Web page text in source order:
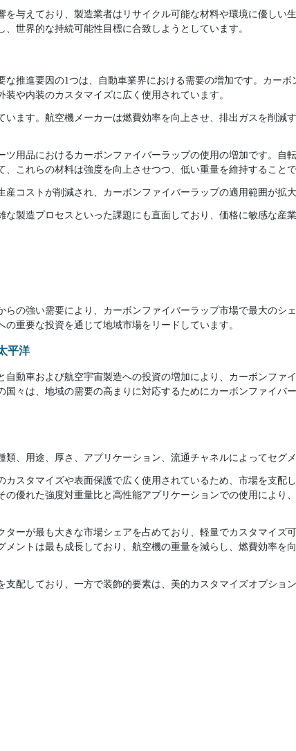
を与えており、製造業者はリサイクル可能な材料や環境に優しい
世界的な持続可能性目標に合致しようとしています。
な推進要因の1つは、自動車業界における需要の増加です。カー
や内装のカスタマイズに広く使用されています。
います。航空機メーカーは燃費効率を向上させ、排出ガスを削減
ツ用品におけるカーボンファイバーラップの使用の増加です。自
これらの材料は強度を向上させつつ、低い重量を維持することで
コストが削減され、カーボンファイバーラップの適用範囲が拡大
な製造プロセスといった課題にも直面しており、価格に敏感な産
らの強い需要により、カーボンファイバーラップ市場で最大のシ
重要な投資を通じて地域市場をリードしています。
平洋
自動車および航空宇宙製造への投資の増加により、カーボンファ
国々は、地域の需要の高まりに対応するためにカーボンファイバ
、用途、厚さ、アプリケーション、流通チャネルによってセグ
カスタマイズや表面保護で広く使用されているため、市場を支配
の優れた強度対重量比と高性能アプリケーションでの使用により
ターが最も大きな市場シェアを占めており、軽量でカスタマイズ
メントは最も成長しており、航空機の重量を減らし、燃費効率を
支配しており、一方で装飾的要素は、美的カスタマイズオプショ